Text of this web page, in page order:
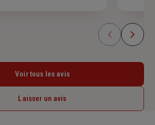
Voir tous les avis
Laisser un avis